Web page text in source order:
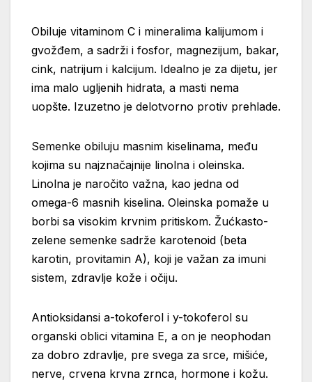
Obiluje vitaminom C i mineralima kalijumom i
gvožđem, a sadrži i fosfor, magnezijum, bakar,
cink, natrijum i kalcijum. Idealno je za dijetu, jer
ima malo ugljenih hidrata, a masti nema
uopšte. Izuzetno je delotvorno protiv prehlade.
Semenke obiluju masnim kiselinama, među
kojima su najznačajnije linolna i oleinska.
Linolna je naročito važna, kao jedna od
omega-6 masnih kiselina. Oleinska pomaže u
borbi sa visokim krvnim pritiskom. Žućkasto-
zelene semenke sadrže karotenoid (beta
karotin, provitamin A), koji je važan za imuni
sistem, zdravlje kože i očiju.
Antioksidansi a-tokoferol i y-tokoferol su
organski oblici vitamina E, a on je neophodan
za dobro zdravlje, pre svega za srce, mišiće,
nerve, crvena krvna zrnca, hormone i kožu.